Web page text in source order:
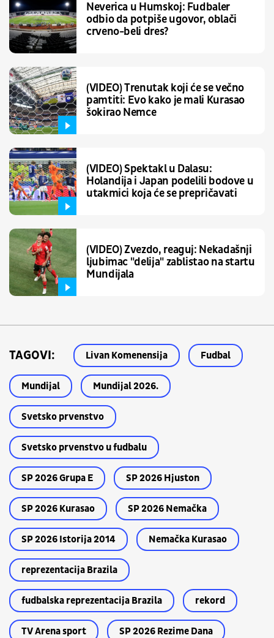
Neverica u Humskoj: Fudbaler
odbio da potpiše ugovor, oblači
crveno-beli dres?
(VIDEO) Trenutak koji će se večno
pamtiti: Evo kako je mali Kurasao
šokirao Nemce
(VIDEO) Spektakl u Dalasu:
Holandija i Japan podelili bodove u
utakmici koja će se prepričavati
(VIDEO) Zvezdo, reaguj: Nekadašnji
ljubimac "delija" zablistao na startu
Mundijala
TAGOVI: Livan Komenensija Fudbal
Mundijal Mundijal 2026.
Svetsko prvenstvo
Svetsko prvenstvo u fudbalu
SP 2026 Grupa E SP 2026 Hjuston
SP 2026 Kurasao SP 2026 Nemačka
SP 2026 Istorija 2014 Nemačka Kurasao
reprezentacija Brazila
fudbalska reprezentacija Brazila rekord
TV Arena sport SP 2026 Rezime Dana